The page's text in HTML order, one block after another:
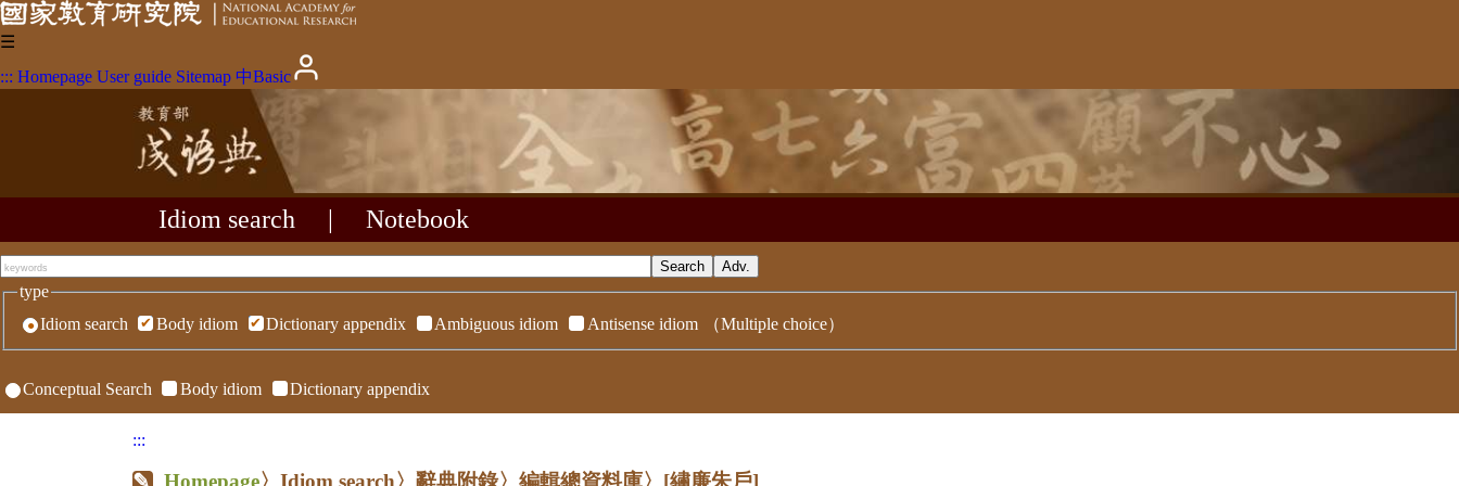
☰
::: Homepage User guide Sitemap 中Basic
Idiom search Notebook
type
Idiom search
Body idiom Dictionary appendix Ambiguous idiom Antisense idiom （Multiple choice）
Conceptual Search Body idiom Dictionary appendix
:::
Homepage〉Idiom search〉辭典附錄〉編輯總資料庫〉 [繡廉朱戶]